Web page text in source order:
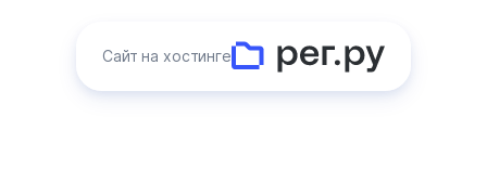
Сайт на хостинге